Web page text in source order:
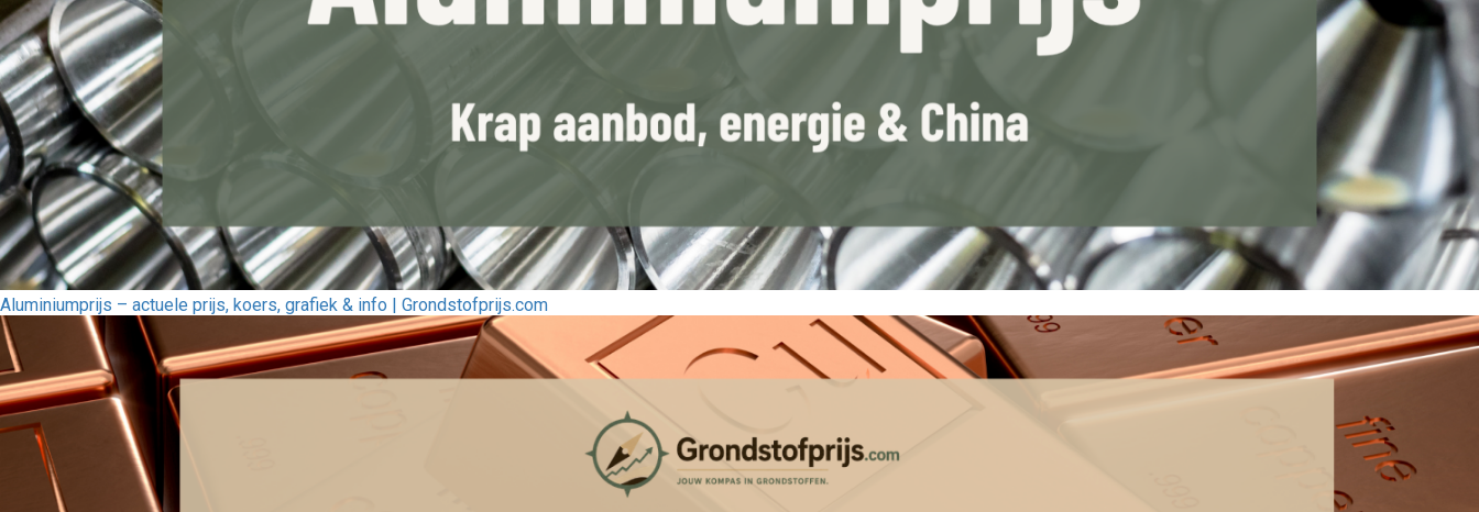
Aluminiumprijs – actuele prijs, koers, grafiek & info | Grondstofprijs.com